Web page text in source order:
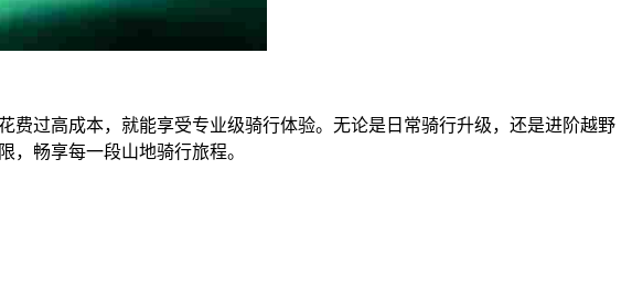
过高成本，就能享受专业级骑行体验。无论是日常骑行升级，还是进阶越野
，畅享每一段山地骑行旅程。